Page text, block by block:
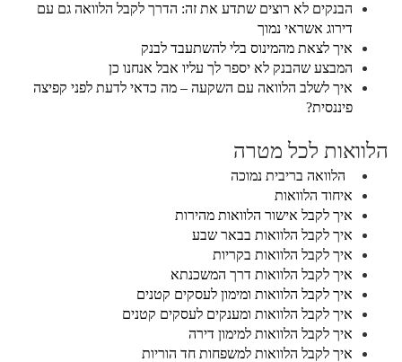
הבנקים לא רוצים שתדע את זה: הדרך לקבל הלוואה גם עם
דירוג אשראי נמוך
איך לצאת מהמינוס בלי להשתעבד לבנק
המבצע שהבנק לא יספר לך עליו אבל אנחנו כן
איך לשלב הלוואה עם השקעה – מה כדאי לדעת לפני קפיצה
פיננסית?
הלוואות לכל מטרה
הלוואה בריבית נמוכה
איחוד הלוואות
איך לקבל אישור הלוואות מהירות
איך לקבל הלוואות בבאר שבע
איך לקבל הלוואות בקריות
איך לקבל הלוואות דרך המשכנתא
איך לקבל הלוואות ומימון לעסקים קטנים
איך לקבל הלוואות ומענקים לעסקים קטנים
איך לקבל הלוואות למימון דירה
איך לקבל הלוואות למשפחות חד הוריות